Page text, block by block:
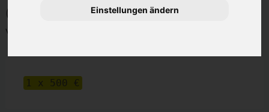
Einstellungen ändern
(1) Unter allen Teilnehmern werden folgende Preise
verlost: